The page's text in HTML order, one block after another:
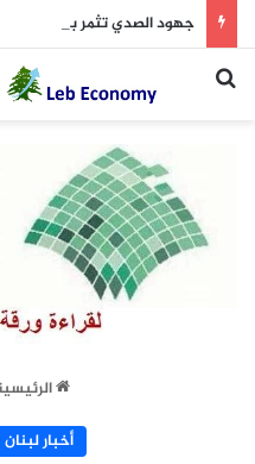
جهود الصدي تثمر بدء سداد
بحث عن
أخبار لبنان